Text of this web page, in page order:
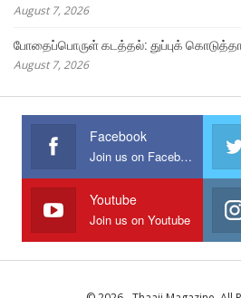
August 7, 2026
போதைப்பொருள் கடத்தல்: துப்புக்
August 7, 2026
Facebook
Join us on Facebook
Youtube
Join us on Youtube